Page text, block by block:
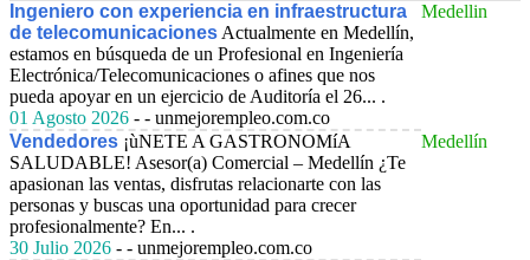
Ingeniero con experiencia en infraestructura
de telecomunicaciones Actualmente en Medellín,
estamos en búsqueda de un Profesional en Ingeniería
Electrónica/Telecomunicaciones o afines que nos
pueda apoyar en un ejercicio de Auditoría el 26... .
01 Agosto 2026 - - unmejorempleo.com.co
Medellin
Vendedores ¡ùNETE A GASTRONOMíA
SALUDABLE! Asesor(a) Comercial – Medellín ¿Te
apasionan las ventas, disfrutas relacionarte con las
personas y buscas una oportunidad para crecer
profesionalmente? En... .
30 Julio 2026 - - unmejorempleo.com.co
Medellín